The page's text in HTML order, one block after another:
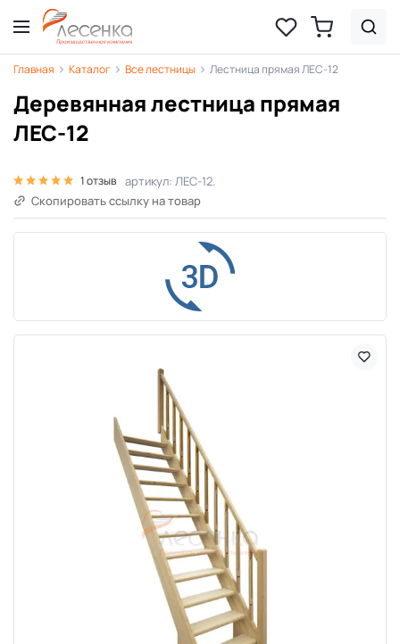
Главная Каталог Все лестницы Лестница прямая ЛЕС-12
Деревянная лестница прямая
ЛЕС-12
1 отзыв артикул: ЛЕС-12.
Скопировать ссылку на товар